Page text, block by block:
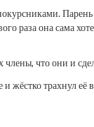
раза она сама
члены, что они и
жёстко трахнул её